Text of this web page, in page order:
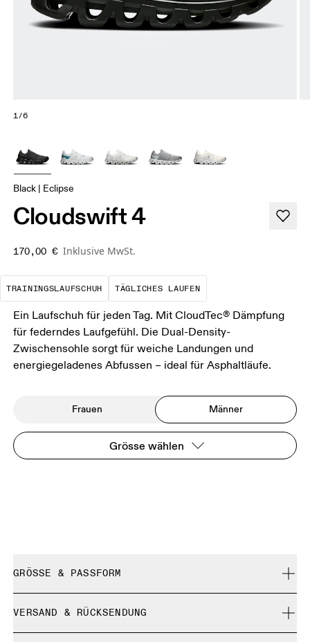
1/6
Black | Eclipse
Cloudswift 4
170,00 € Inklusive MwSt.
TRAININGSLAUFSCHUH
Der optimale Schuh für die meisten
TÄGLICHES LAUFEN
Das ist deine Basis.
Ein Laufschuh für jeden Tag. Mit CloudTec® Dämpfung
für federndes Laufgefühl. Die Dual-Density-
Zwischensohle sorgt für weiche Landungen und
energiegeladenes Abfussen – ideal für Asphaltläufe.
Frauen Männer
Grösse wählen
GRÖSSE & PASSFORM
VERSAND & RÜCKSENDUNG